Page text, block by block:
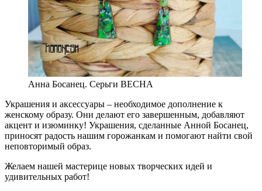
Анна Босанец. Серьги ВЕСНА
Украшения и аксессуары – необходимое дополнение к
женскому образу. Они делают его завершенным, добавляют
акцент и изюминку! Украшения, сделанные Анной Босанец,
приносят радость нашим горожанкам и помогают найти свой
неповторимый образ.
Желаем нашей мастерице новых творческих идей и
удивительных работ!